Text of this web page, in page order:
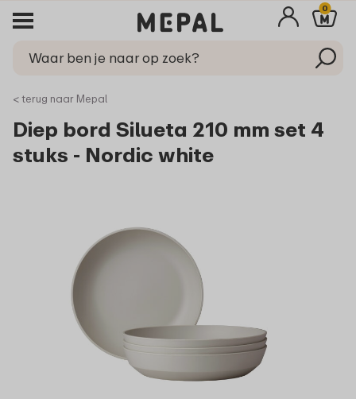
0
< terug naar Mepal
Diep bord Silueta 210 mm set 4
stuks - Nordic white